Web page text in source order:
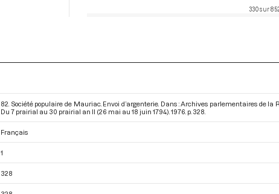
330 sur
82. Société populaire de Mauriac. Envoi d’argenterie. Dans : Archives parlementaires de
Du 7 prairial au 30 prairial an II (26 mai au 18 juin 1794) . 1976. p. 328.
Français
1
328